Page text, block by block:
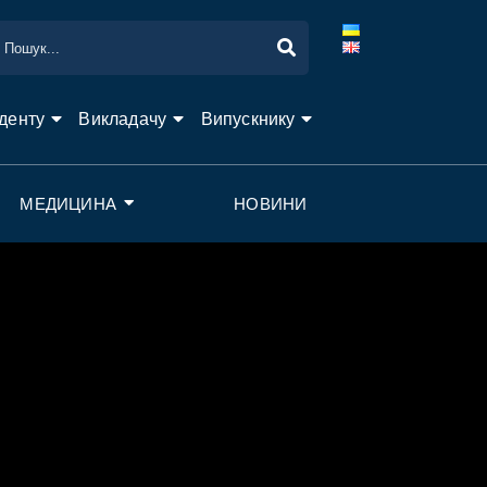
Викладачу Випускнику
МЕДИЦИНА НОВИНИ